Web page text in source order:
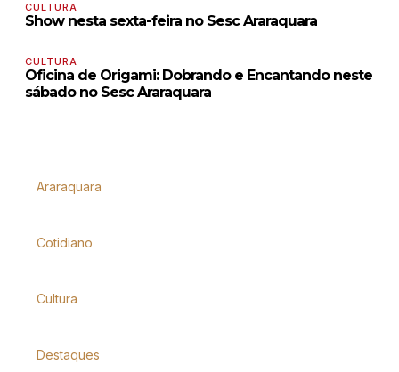
CULTURA
Show nesta sexta-feira no Sesc Araraquara
CULTURA
Oficina de Origami: Dobrando e Encantando neste
sábado no Sesc Araraquara
Araraquara
Cotidiano
Cultura
Destaques